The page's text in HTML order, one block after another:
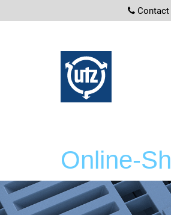
Contact
Online-